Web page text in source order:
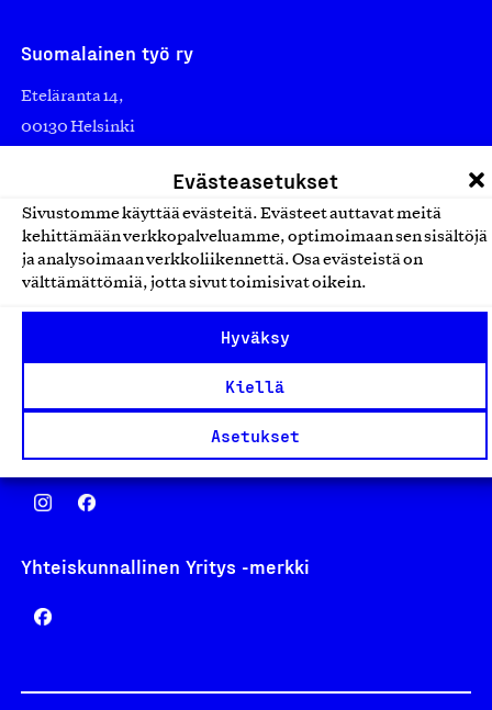
Evästeasetukset
Sivustomme käyttää evästeitä. Evästeet auttavat meitä
kehittämään verkkopalveluamme, optimoimaan sen sisältöjä
ja analysoimaan verkkoliikennettä. Osa evästeistä on
välttämättömiä, jotta sivut toimisivat oikein.
Hyväksy
Kiellä
Asetukset
Suomalainen työ ry
Eteläranta 14,
00130 Helsinki
asiakaspalvelu@suomalainentyo.fi
laskutus@suomalainentyo.fi
Yhteiskunnallinen Yritys -merkki